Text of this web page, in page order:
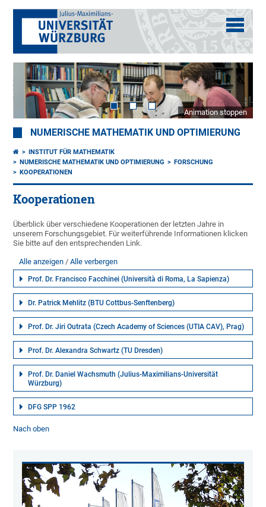
Animation stoppen
NUMERISCHE MATHEMATIK UND OPTIMIERUNG
INSTITUT FÜR MATHEMATIK
NUMERISCHE MATHEMATIK UND OPTIMIERUNG
FORSCHUNG
KOOPERATIONEN
Kooperationen
Überblick über verschiedene Kooperationen der letzten Jahre in
unserem Forschungsgebiet. Für weiterführende Informationen klicken
Sie bitte auf den entsprechenden Link.
Alle anzeigen Alle verbergen
Prof. Dr. Francisco Facchinei (Università di Roma, La Sapienza)
Dr. Patrick Mehlitz (BTU Cottbus-Senftenberg)
Prof. Dr. Jiri Outrata (Czech Academy of Sciences (UTIA CAV), Prag)
Prof. Dr. Alexandra Schwartz (TU Dresden)
Prof. Dr. Daniel Wachsmuth (Julius-Maximilians-Universität
Würzburg)
DFG SPP 1962
Nach oben